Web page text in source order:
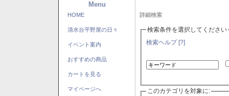
Menu
HOME
清水台平野屋の日々
イベント案内
おすすめの商品
カートを見る
マイページへ
詳細検索
検索条件を選択してください
検索ヘルプ [?]
このカテゴリを対象に: